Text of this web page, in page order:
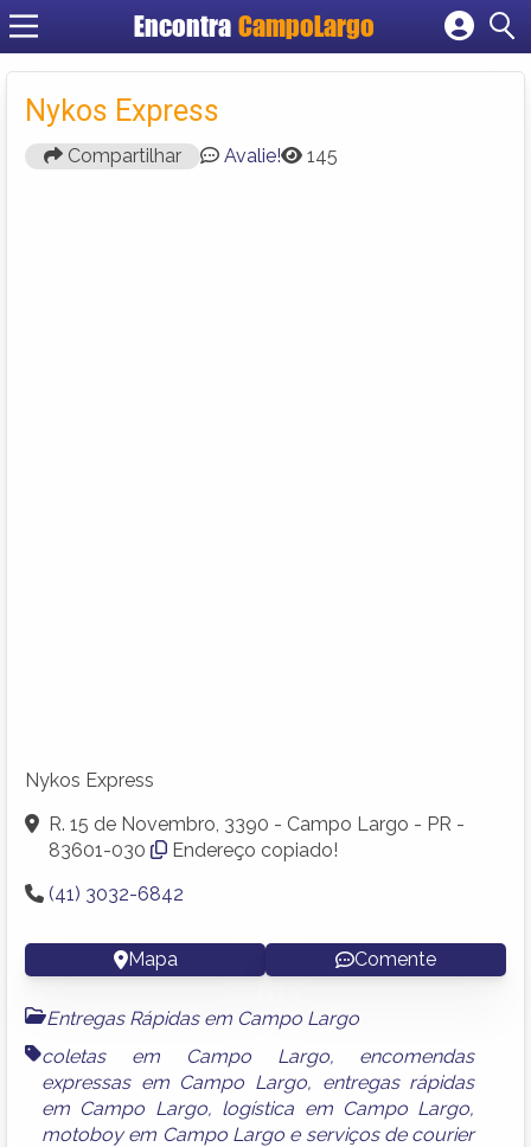
Encontra CampoLargo
Cadastrar empresa
Nykos Express
Compartilhar Avalie! 145
Nykos Express
R. 15 de Novembro, 3390 - Campo Largo - PR -
83601-030
Endereço copiado!
(41) 3032-6842
Mapa Comente
Entregas Rápidas em Campo Largo
coletas em Campo Largo, encomendas
expressas em Campo Largo, entregas rápidas
em Campo Largo, logística em Campo Largo,
motoboy em Campo Largo e serviços de courier